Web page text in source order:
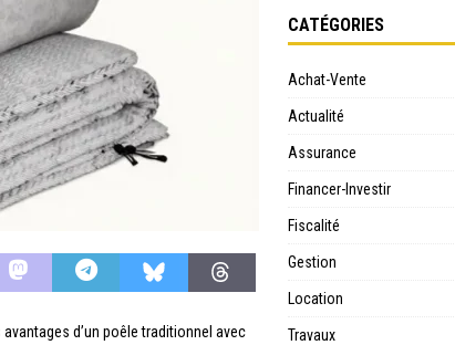
d’un poêle traditionnel avec
CATÉGORIES
Achat-Vente
Actualité
Assurance
Financer-Investir
Fiscalité
Gestion
Location
Travaux